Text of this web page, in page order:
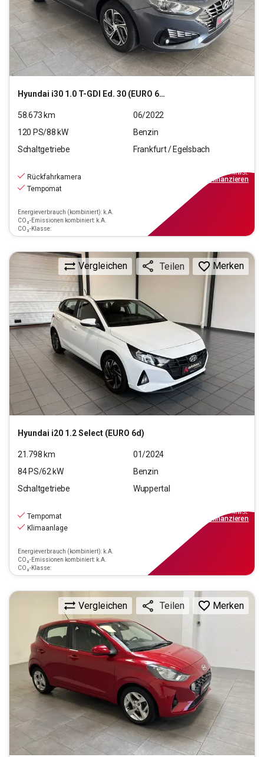
Hyundai i30 1.0 T-GDI Ed. 30 (EURO 6d)(OPF)
58.673 km
06/2022
120 PS/88 kW
Benzin
Schaltgetriebe
Frankfurt / Egelsbach
Rückfahrkamera
Tempomat
Energieverbrauch (kombiniert): k.A.
CO₂-Emissionen kombiniert: k.A.
CO₂-Klasse:
inkl.MwSt.
finanzieren
Hyundai i20 1.2 Select (EURO 6d)
Vergleichen Teilen Merken
21.798 km
01/2024
84PS/62kW
Benzin
Schaltgetriebe
Wuppertal
Tempomat
Klimaanlage
Energieverbrauch (kombiniert): k.A.
CO₂-Emissionen kombiniert: k.A.
CO₂-Klasse:
inkl.MwSt.
finanzieren
Vergleichen Teilen Merken